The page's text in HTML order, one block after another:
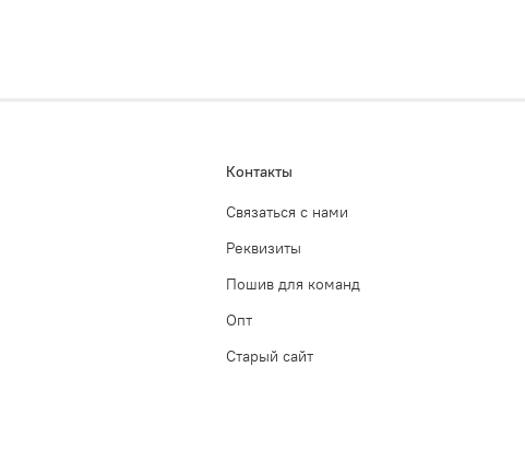
Контакты
Связаться с нами
Реквизиты
Пошив для команд
Опт
Старый сайт